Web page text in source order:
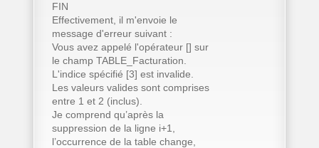
FIN
Effectivement, il m'envoie le
message d'erreur suivant :
Vous avez appelé l'opérateur [] sur
le champ TABLE_Facturation.
L'indice spécifié [3] est invalide.
Les valeurs valides sont comprises
entre 1 et 2 (inclus).
Je comprend qu’après la
suppression de la ligne i+1,
l’occurrence de la table change,